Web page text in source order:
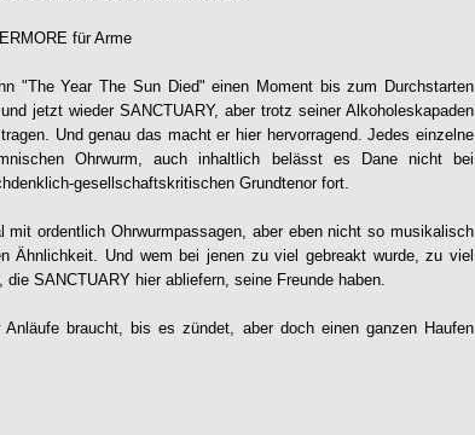
für Arme
"The Year The Sun Died" einen Moment bis zum Durchstarten
jetzt wieder SANCTUARY, aber trotz seiner Alkoholeskapaden
Und genau das macht er hier hervorragend. Jedes einzelne
Ohrwurm, auch inhaltlich belässt es Dane nicht bei
gesellschaftskritischen Grundtenor fort.
ordentlich Ohrwurmpassagen, aber eben nicht so musikalisch
Ähnlichkeit. Und wem bei jenen zu viel gebreakt wurde, zu viel
SANCTUARY hier abliefern, seine Freunde haben.
braucht, bis es zündet, aber doch einen ganzen Haufen